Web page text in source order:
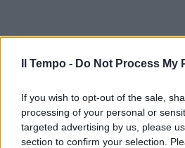
Il Tempo - Do Not Process My
If you wish to opt-out of the sale,
processing of your personal or
targeted advertising by us, please
section to confirm your selection.